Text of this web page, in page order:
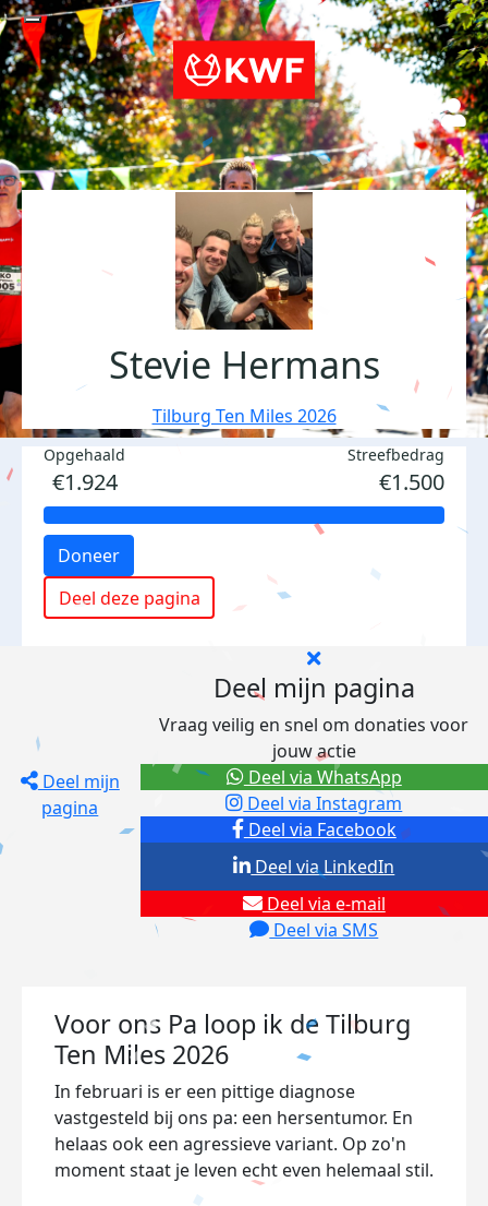
Stevie Hermans
Tilburg Ten Miles 2026
Opgehaald
€1.924
Streefbedrag
€1.500
Doneer
Deel deze pagina
Deel mijn
pagina
Deel mijn pagina
Vraag veilig en snel om donaties voor
jouw actie
Deel via Facebook
Deel via Instagram
Deel via e-mail
Deel via SMS
Deel via LinkedIn
Deel via WhatsApp
Voor ons Pa loop ik de Tilburg
Ten Miles 2026
In februari is er een pittige diagnose
vastgesteld bij ons pa: een hersentumor. En
helaas ook een agressieve variant. Op zo'n
moment staat je leven echt even helemaal stil.